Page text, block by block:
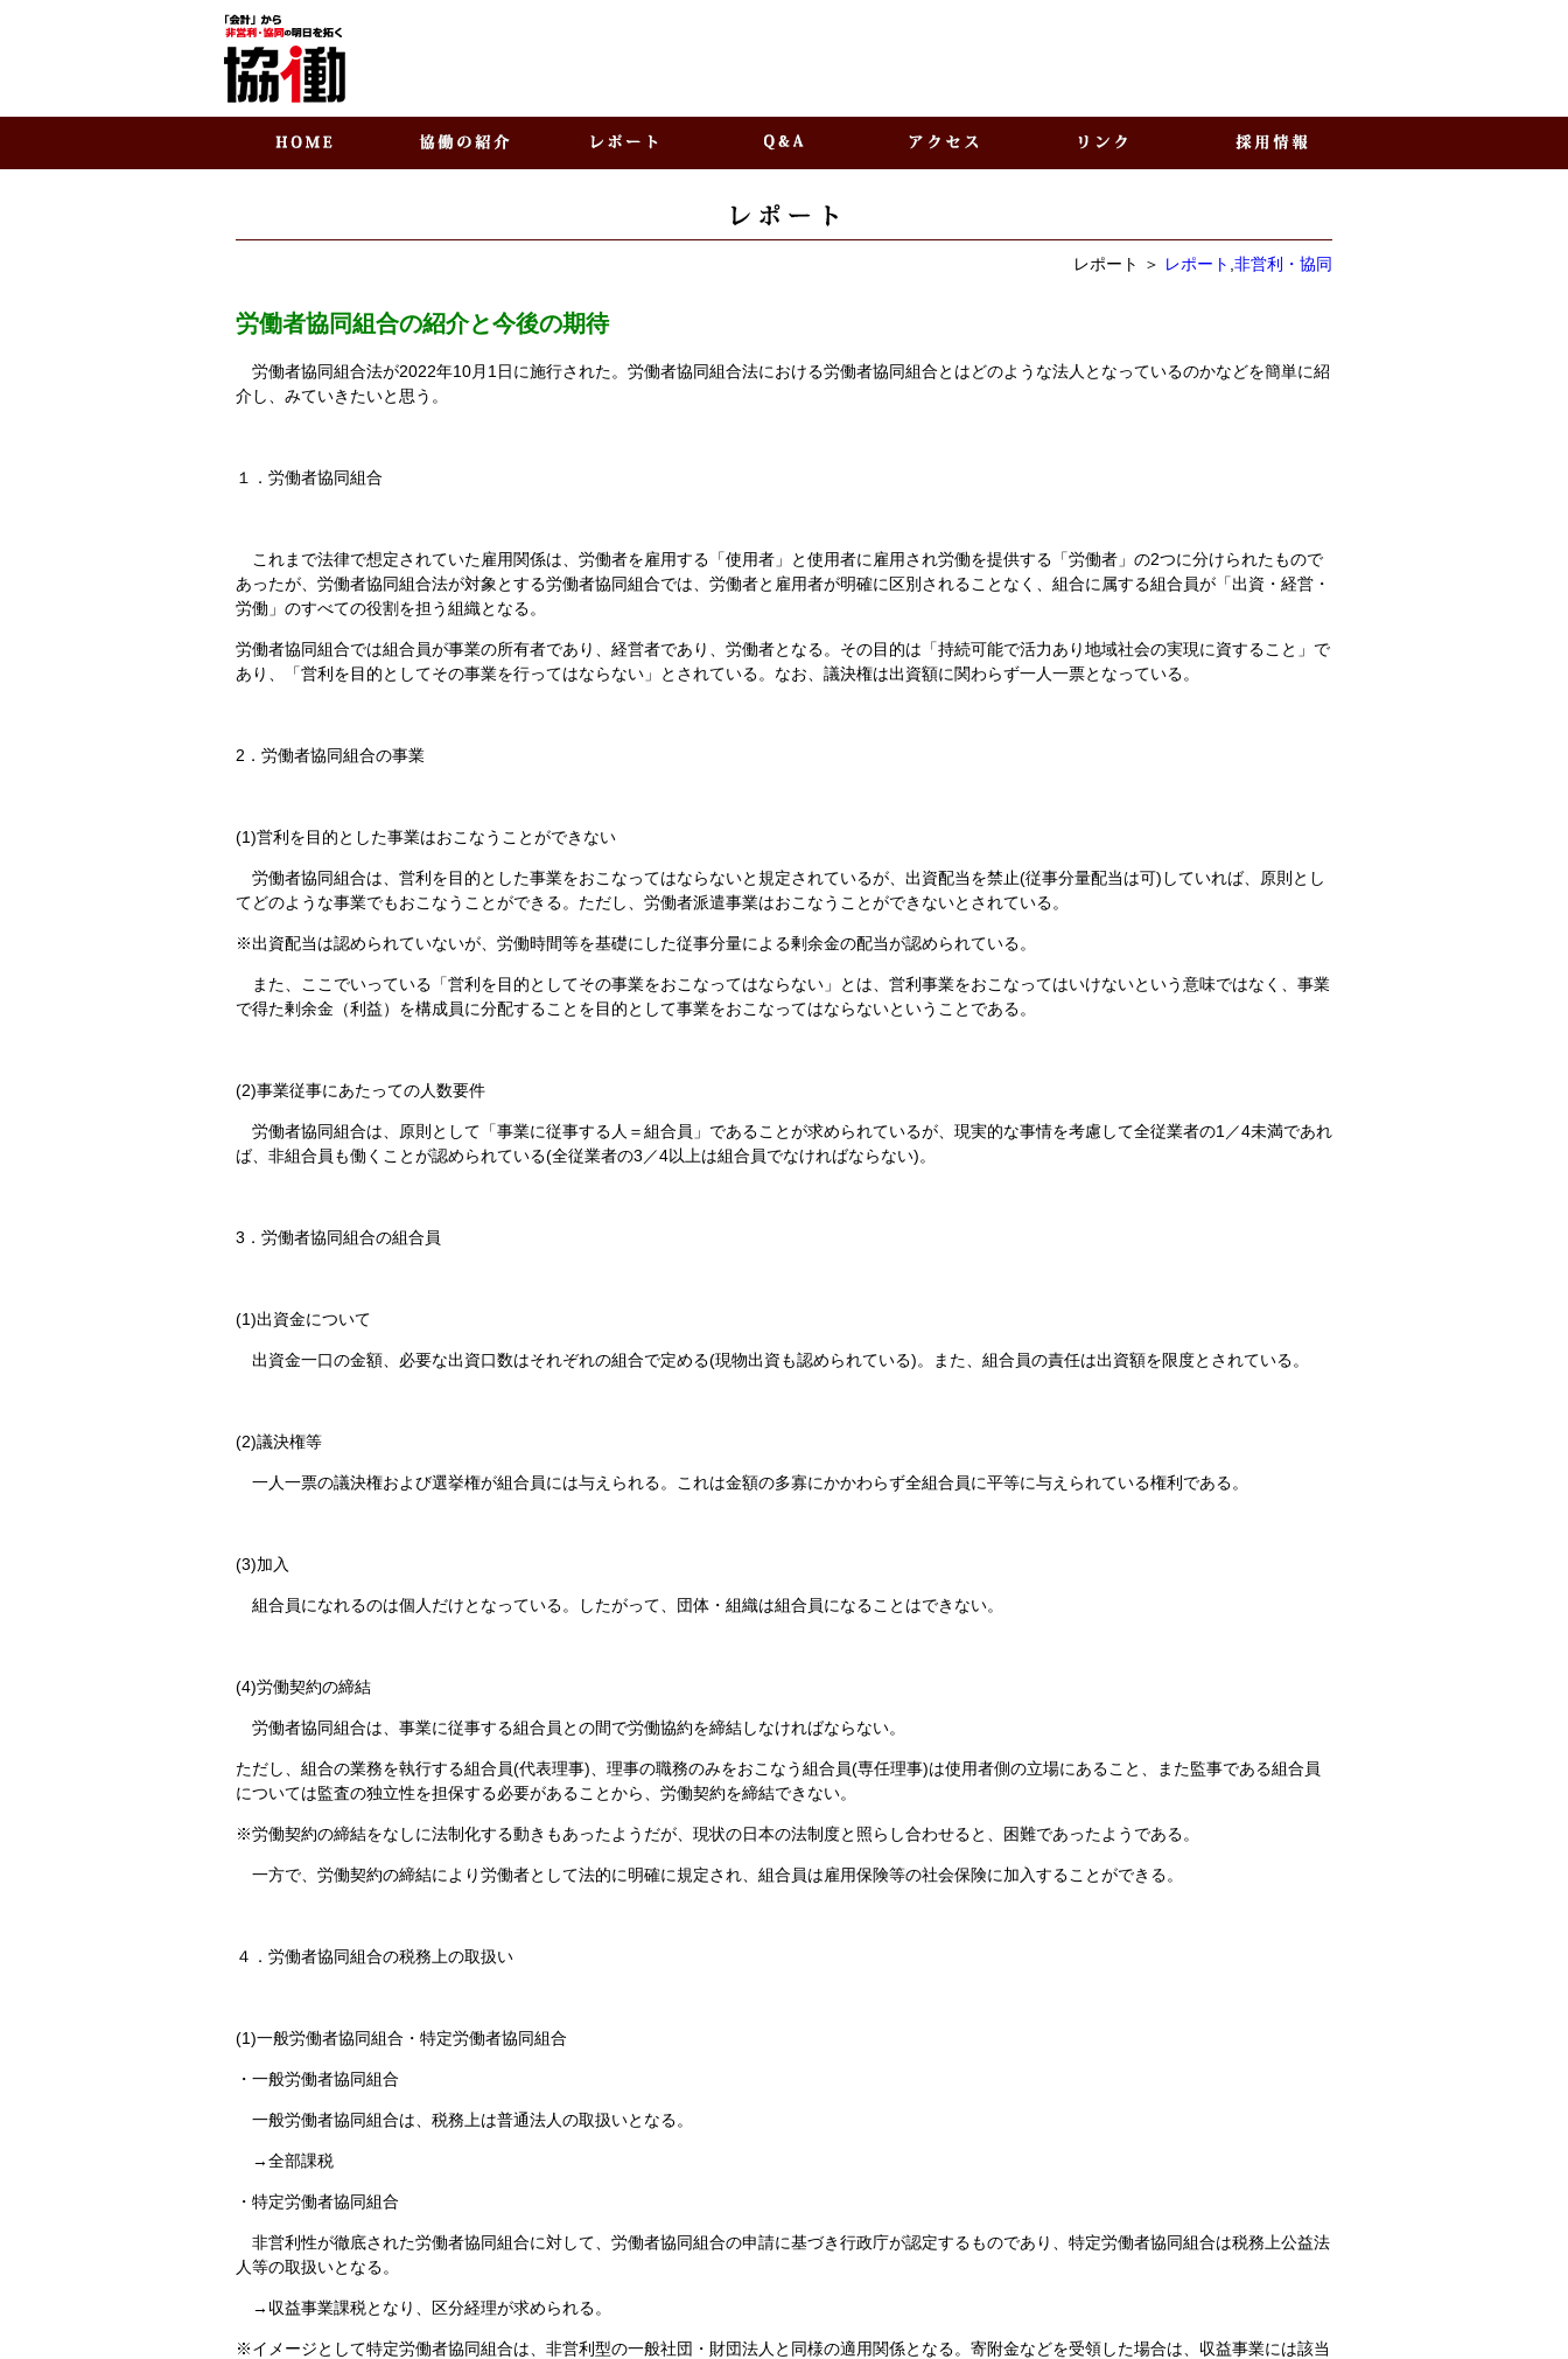
レポート ＞ レポート 非営利・協同
労働者協同組合の紹介と今後の期待
労働者協同組合法が2022年10月1日に施行された。労働者協同組合法における労働者協同組合とはどのような法人となっているのかなどを簡単に紹
介し、みていきたいと思う。
１．労働者協同組合
これまで法律で想定されていた雇用関係は、労働者を雇用する「使用者」と使用者に雇用され労働を提供する「労働者」の2つに分けられたもので
あったが、労働者協同組合法が対象とする労働者協同組合では、労働者と雇用者が明確に区別されることなく、組合に属する組合員が「出資・経営・
労働」のすべての役割を担う組織となる。
労働者協同組合では組合員が事業の所有者であり、経営者であり、労働者となる。その目的は「持続可能で活力あり地域社会の実現に資すること」で
あり、「営利を目的としてその事業を行ってはならない」とされている。なお、議決権は出資額に関わらず一人一票となっている。
2．労働者協同組合の事業
(1)営利を目的とした事業はおこなうことができない
労働者協同組合は、営利を目的とした事業をおこなってはならないと規定されているが、出資配当を禁止(従事分量配当は可)していれば、原則とし
てどのような事業でもおこなうことができる。ただし、労働者派遣事業はおこなうことができないとされている。
※出資配当は認められていないが、労働時間等を基礎にした従事分量による剰余金の配当が認められている。
また、ここでいっている「営利を目的としてその事業をおこなってはならない」とは、営利事業をおこなってはいけないという意味ではなく、事業
で得た剰余金（利益）を構成員に分配することを目的として事業をおこなってはならないということである。
(2)事業従事にあたっての人数要件
労働者協同組合は、原則として「事業に従事する人＝組合員」であることが求められているが、現実的な事情を考慮して全従業者の1／4未満であれ
ば、非組合員も働くことが認められている(全従業者の3／4以上は組合員でなければならない)。
3．労働者協同組合の組合員
(1)出資金について
出資金一口の金額、必要な出資口数はそれぞれの組合で定める(現物出資も認められている)。また、組合員の責任は出資額を限度とされている。
(2)議決権等
一人一票の議決権および選挙権が組合員には与えられる。これは金額の多寡にかかわらず全組合員に平等に与えられている権利である。
(3)加入
組合員になれるのは個人だけとなっている。したがって、団体・組織は組合員になることはできない。
(4)労働契約の締結
労働者協同組合は、事業に従事する組合員との間で労働協約を締結しなければならない。
ただし、組合の業務を執行する組合員(代表理事)、理事の職務のみをおこなう組合員(専任理事)は使用者側の立場にあること、また監事である組合員
については監査の独立性を担保する必要があることから、労働契約を締結できない。
※労働契約の締結をなしに法制化する動きもあったようだが、現状の日本の法制度と照らし合わせると、困難であったようである。
一方で、労働契約の締結により労働者として法的に明確に規定され、組合員は雇用保険等の社会保険に加入することができる。
４．労働者協同組合の税務上の取扱い
(1)一般労働者協同組合・特定労働者協同組合
・一般労働者協同組合
一般労働者協同組合は、税務上は普通法人の取扱いとなる。
→全部課税
・特定労働者協同組合
非営利性が徹底された労働者協同組合に対して、労働者協同組合の申請に基づき行政庁が認定するものであり、特定労働者協同組合は税務上公益法
人等の取扱いとなる。
→収益事業課税となり、区分経理が求められる。
※イメージとして特定労働者協同組合は、非営利型の一般社団・財団法人と同様の適用関係となる。寄附金などを受領した場合は、収益事業には該当